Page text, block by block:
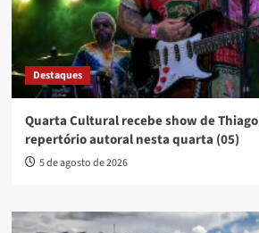
Destaques
Quarta Cultural recebe show de
repertório autoral nesta quarta (05)
5 de agosto de 2026